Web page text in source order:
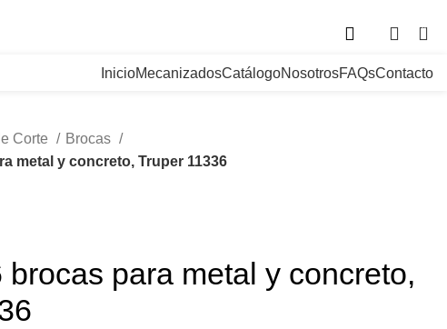
0
InicioMecanizadosCatálogoNosotrosFAQsContacto
Corte
Brocas
metal y concreto, Truper 11336
brocas para metal y concreto,